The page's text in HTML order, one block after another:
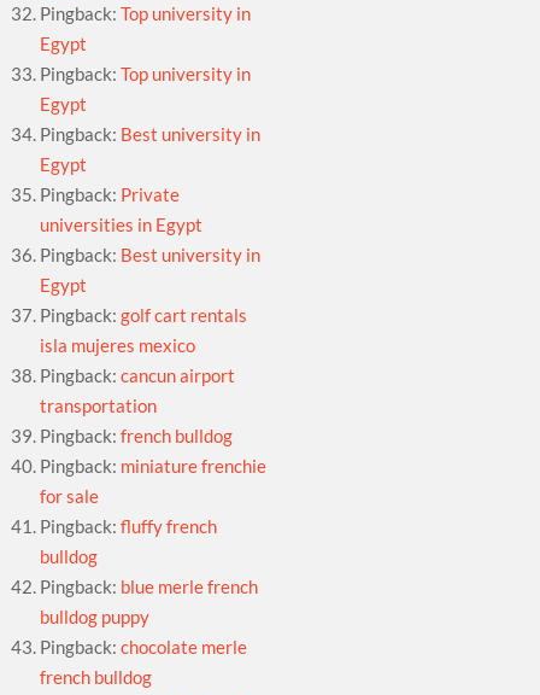
Pingback:Top university in
Egypt
Pingback:Top university in
Egypt
Pingback: Best university in
Egypt
Pingback: Private
universities in Egypt
Pingback: Best university in
Egypt
Pingback:golf cart rentals
isla mujeres mexico
Pingback:cancun airport
transportation
Pingback:french bulldog
Pingback: miniature frenchie
for sale
Pingback:fluffy french
bulldog
Pingback: blue merle french
bulldog puppy
Pingback:chocolate merle
french bulldog